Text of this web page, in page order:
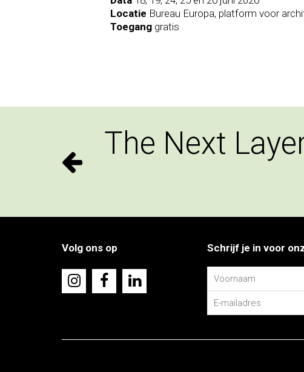
Locatie Bureau Europa, platform voor
Toegang gratis
The Next
Volg ons op Schrijf je in voor